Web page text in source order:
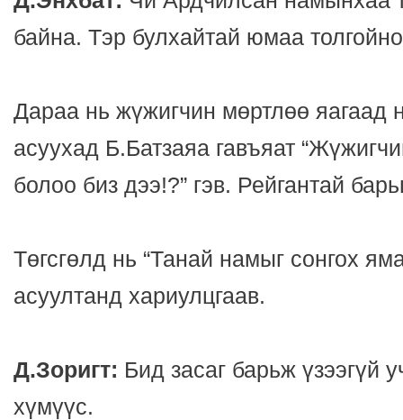
байна. Тэр булхайтай юмаа
Дараа нь жүжигчин мөртлөө яагаад
асуухад Б.Батзаяа гавъяат
болоо биз дээ!?” гэв. Рейгантай
Төгсгөлд нь “Танай намыг сонгох
асуултанд хариулцгаав.
Д.Зоригт: Бид засаг барьж үзээгүй
хүмүүс.